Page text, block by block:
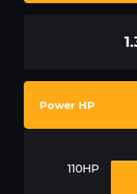
Power HP
110HP